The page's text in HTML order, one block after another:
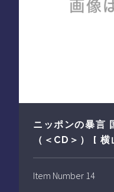
ニッポンの暴言
（＜CD＞） [
Item Number 14